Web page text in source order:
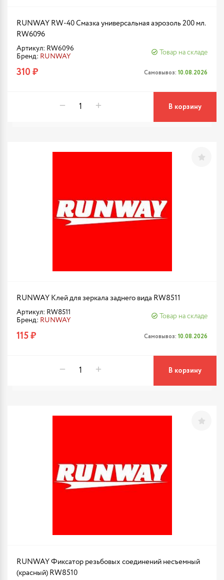
RUNWAY RW-40 Смазка универсальная аэрозоль 200 мл.
RW6096
Артикул: RW6096
Бренд: RUNWAY
Товар на складе
310 ₽ Самовывоз: 10.08.2026
В корзину
RUNWAY Клей для зеркала заднего вида RW8511
Артикул: RW8511
Бренд: RUNWAY
Товар на складе
115 ₽ Самовывоз: 10.08.2026
В корзину
RUNWAY Фиксатор резьбовых соединений несъемный
(красный) RW8510